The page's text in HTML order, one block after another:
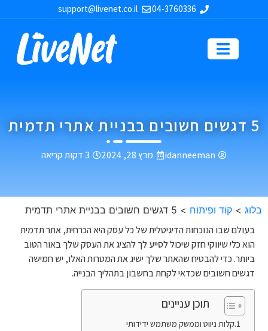
04-3760336
support@livenet.co.il
5 דגשים חשובים בבניית אתרי תדמית
idanneeman מרץ 28, 2024 3 דקות קריאה
בלוג > קוד ופיתוח >
בעולם שבו הנוכחות הדיגיטלית של כל עסק היא הכרחית, אתר תדמית
הוא כלי שיווקי חזק שיכול לסייע לך להציג את העסק שלך באור הטוב
ביותר. כדי להבטיח שהאתר שלך ישיג את המטרות האלו, יש חמישה
דגשים חשובים שכדאי לקחת בחשבון בתהליך הבנייה.
תוכן עניינים
קלות ניווט וממשק משתמש ידידותי